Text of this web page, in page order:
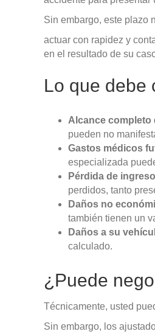
Sin embargo, este plazo
actuar con rapidez y
en el resultado de su
Lo que debe
Alcance completo
pueden no
Gastos médicos
especializada
Pérdida de
perdidos, tanto
Daños no
también tienen un
Daños a su
calculado.
¿Puede
Técnicamente, usted
Sin embargo, los